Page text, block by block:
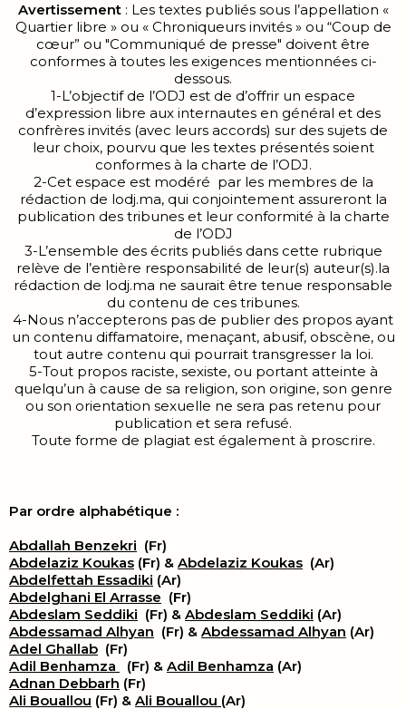
Avertissement: Les textes publiés sous l’appellation «
Quartier libre » ou « Chroniqueurs invités » ou “Coup de
cœur” ou "Communiqué de presse" doivent être
conformes à toutes les exigences mentionnées ci-
dessous.
1-L’objectif de l’ODJ est de d’offrir un espace
d’expression libre aux internautes en général et des
confrères invités (avec leurs accords) sur des sujets de
leur choix, pourvu que les textes présentés soient
conformes à la charte de l’ODJ.
2-Cet espace est modéré par les membres de la
rédaction de lodj.ma, qui conjointement assureront la
publication des tribunes et leur conformité à la charte
de l’ODJ
3-L’ensemble des écrits publiés dans cette rubrique
relève de l’entière responsabilité de leur(s) auteur(s).la
rédaction de lodj.ma ne saurait être tenue responsable
du contenu de ces tribunes.
4-Nous n’accepterons pas de publier des propos ayant
un contenu diffamatoire, menaçant, abusif, obscène, ou
tout autre contenu qui pourrait transgresser la loi.
5-Tout propos raciste, sexiste, ou portant atteinte à
quelqu’un à cause de sa religion, son origine, son genre
ou son orientation sexuelle ne sera pas retenu pour
publication et sera refusé.
Toute forme de plagiat est également à proscrire.
Par ordre alphabétique :
Abdallah Benzekri (Fr)
Abdelaziz Koukas (Fr) & Abdelaziz Koukas (Ar)
Abdelfettah Essadiki (Ar)
Abdelghani El Arrasse (Fr)
Abdeslam Seddiki (Fr) & Abdeslam Seddiki (Ar)
Abdessamad Alhyan (Fr) & Abdessamad Alhyan (Ar)
Adel Ghallab (Fr)
Adil Benhamza
(Fr) & Adil Benhamza (Ar)
Adnan Debbarh (Fr)
Ali Bouallou (Fr) & Ali Bouallou (Ar)